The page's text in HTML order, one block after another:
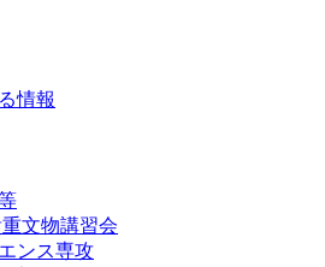
情報
文物講習会
ンス専攻